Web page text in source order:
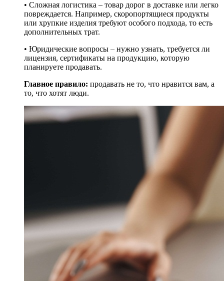
• Сложная логистика – товар дорог в доставке или легко
повреждается. Например, скоропортящиеся продукты
или хрупкие изделия требуют особого подхода, то есть
дополнительных трат.
• Юридические вопросы – нужно узнать, требуется ли
лицензия, сертификаты на продукцию, которую
планируете продавать.
Главное правило: продавать не то, что нравится вам, а
то, что хотят люди.